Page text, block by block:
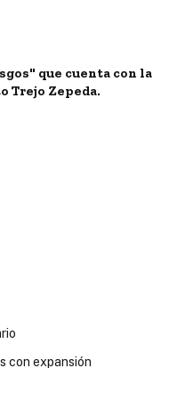
que cuenta con la
Trejo Zepeda.
con expansión